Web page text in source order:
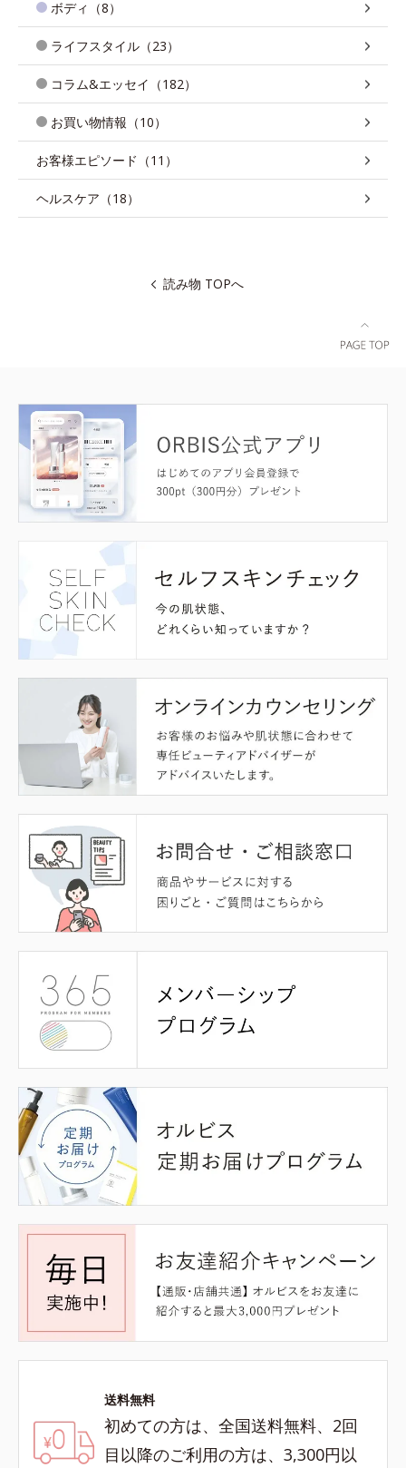
ボディ（8）
ライフスタイル（23）
コラム&エッセイ（182）
お買い物情報（10）
お客様エピソード（11）
ヘルスケア（18）
読み物 TOPへ
送料無料
初めての方は、全国送料無料、2回
目以降のご利用の方は、3,300円以